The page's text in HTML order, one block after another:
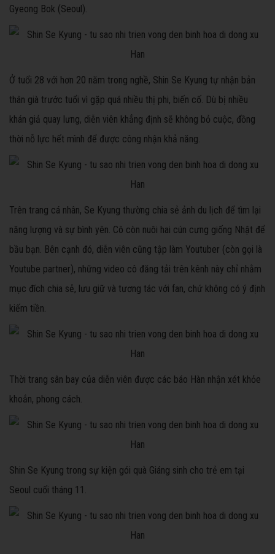
Gyeong Bok (Seoul).
Ở tuổi 28 với hơn 20 năm trong nghề, Shin Se Kyung tự nhận bản
thân già trước tuổi vì gặp quá nhiều thị phi, biến cố. Dù bị nhiều
khán giả quay lưng, diễn viên khẳng định sẽ không bỏ cuộc, đồng
thời nỗ lực hết mình để được công nhận khả năng.
Trên trang cá nhân, Se Kyung thường chia sẻ ảnh du lịch để tìm lại
năng lượng và sự bình yên. Cô còn nuôi hai cún cưng giống Nhật để
bầu bạn. Bên cạnh đó, diễn viên cũng tập làm Youtuber (còn gọi là
Youtube partner), những video cô đăng tải trên kênh này chỉ nhằm
mục đích chia sẻ, lưu giữ và tương tác với fan, chứ không có ý định
kiếm tiền.
Thời trang sân bay của diễn viên được các báo Hàn nhận xét khỏe
khoắn, phong cách.
Shin Se Kyung trong sự kiện gói quà Giáng sinh cho trẻ em tại
Seoul cuối tháng 11.